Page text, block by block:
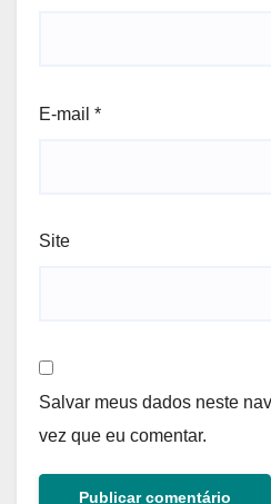
E-mail *
Site
Salvar meus dados neste
vez que eu comentar.